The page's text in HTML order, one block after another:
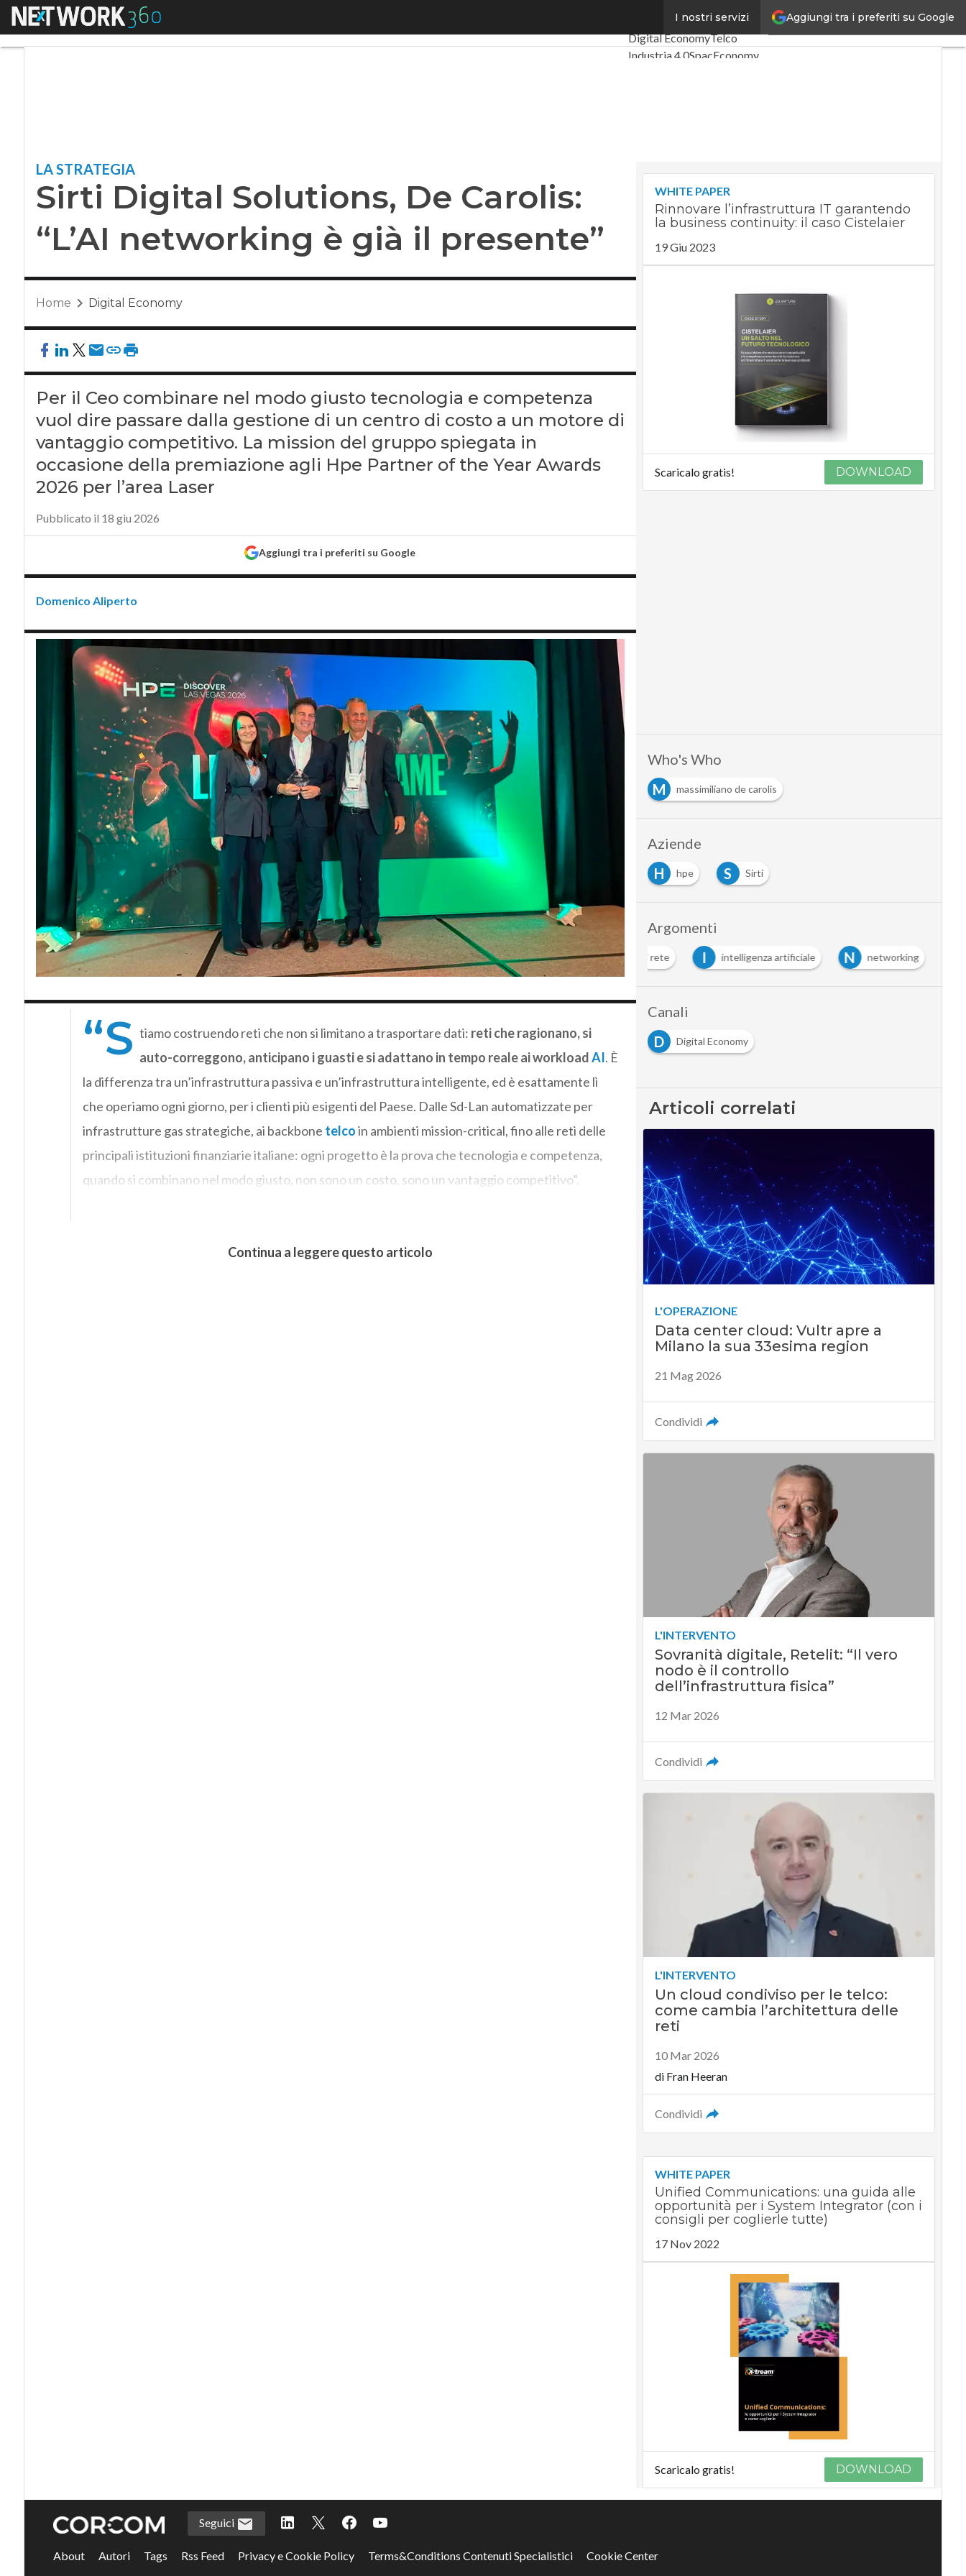
Aggiungi tra i preferiti su Google
I nostri servizi
Menu
Ultimi articoli
Digital EconomyTelco
Industria 4.0SpacEconomy
LA STRATEGIA
Sirti Digital Solutions, De Carolis:
“L’AI networking è già il presente”
Home Digital Economy
Per il Ceo combinare nel modo giusto tecnologia e competenza
vuol dire passare dalla gestione di un centro di costo a un motore di
vantaggio competitivo. La mission del gruppo spiegata in
occasione della premiazione agli Hpe Partner of the Year Awards
2026 per l’area Laser
Pubblicato il 18 giu 2026
Aggiungi tra i preferiti su Google
Domenico Aliperto
“S tiamo costruendo reti che non si limitano a trasportare dati: reti che ragionano, si
auto-correggono, anticipano i guasti e si adattano in tempo reale ai workloadAI. È
la differenza tra un’infrastruttura passiva e un’infrastruttura intelligente, ed è esattamente lì
che operiamo ogni giorno, per i clienti più esigenti del Paese. Dalle Sd-Lan automatizzate per
infrastrutture gas strategiche, ai backbone telcoin ambienti mission-critical, fino alle reti delle
principali istituzioni finanziarie italiane: ogni progetto è la prova che tecnologia e competenza,
quando si combinano nel modo giusto, non sono un costo, sono un vantaggio competitivo”.
Continua a leggere questo articolo
WHITE PAPER
Rinnovare l’infrastruttura IT garantendo
la business continuity: il caso Cistelaier
19 Giu 2023
Scaricalo gratis! DOWNLOAD
Who's Who
M
massimiliano de carolis
Aziende
H
hpe S Sirti
Argomenti
I
infrastrutture di rete I intelligenza artificiale N networking
Canali
D
Digital Economy
Articoli correlati
L'OPERAZIONE
Data center cloud: Vultr apre a
Milano la sua 33esima region
21 Mag 2026
Condividi
L'INTERVENTO
Sovranità digitale, Retelit: “Il vero
nodo è il controllo
dell’infrastruttura fisica”
12 Mar 2026
Condividi
L'INTERVENTO
Un cloud condiviso per le telco:
come cambia l’architettura delle
reti
10 Mar 2026
di Fran Heeran
Condividi
WHITE PAPER
Unified Communications: una guida alle
opportunità per i System Integrator (con i
consigli per coglierle tutte)
17 Nov 2022
Scaricalo gratis! DOWNLOAD
Seguici
About Autori Tags Rss Feed Privacy e Cookie Policy Terms&Conditions Contenuti Specialistici Cookie Center